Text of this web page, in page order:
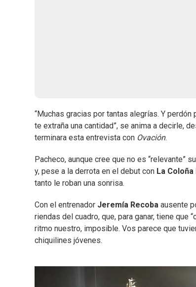
“Muchas gracias por tantas alegrías. Y
te extraña una cantidad”, se anima a decirle,
terminara esta entrevista con Ovación.
Pacheco, aunque cree que no es “relevante”
y, pese a la derrota en el debut con La Coloña
tanto le roban una sonrisa.
Con el entrenador Jeremía Recoba ausente
riendas del cuadro, que, para ganar, tiene que
ritmo nuestro, imposible. Vos parece que
chiquilines jóvenes.